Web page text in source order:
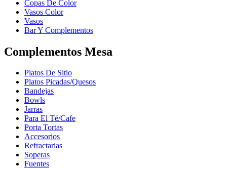
Copas De Color
Vasos Color
Vasos
Bar Y Complementos
Complementos Mesa
Platos De Sitio
Platos Picadas/Quesos
Bandejas
Bowls
Jarras
Para El Té/Cafe
Porta Tortas
Accesorios
Refractarias
Soperas
Fuentes